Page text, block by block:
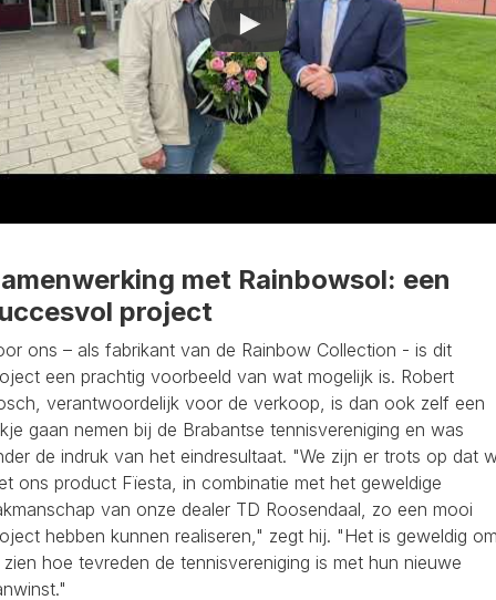
met Rainbowsol: een
project
ons – als fabrikant van de Rainbow Collection - is dit
een prachtig voorbeeld van wat mogelijk is. Robert
verantwoordelijk voor de verkoop, is dan ook zelf een
gaan nemen bij de Brabantse tennisvereniging en was
de indruk van het eindresultaat. "We zijn er trots op dat
ons product Fïesta, in combinatie met het geweldige
van onze dealer TD Roosendaal, zo een mooi
hebben kunnen realiseren," zegt hij. "Het is geweldig
hoe tevreden de tennisvereniging is met hun nieuwe